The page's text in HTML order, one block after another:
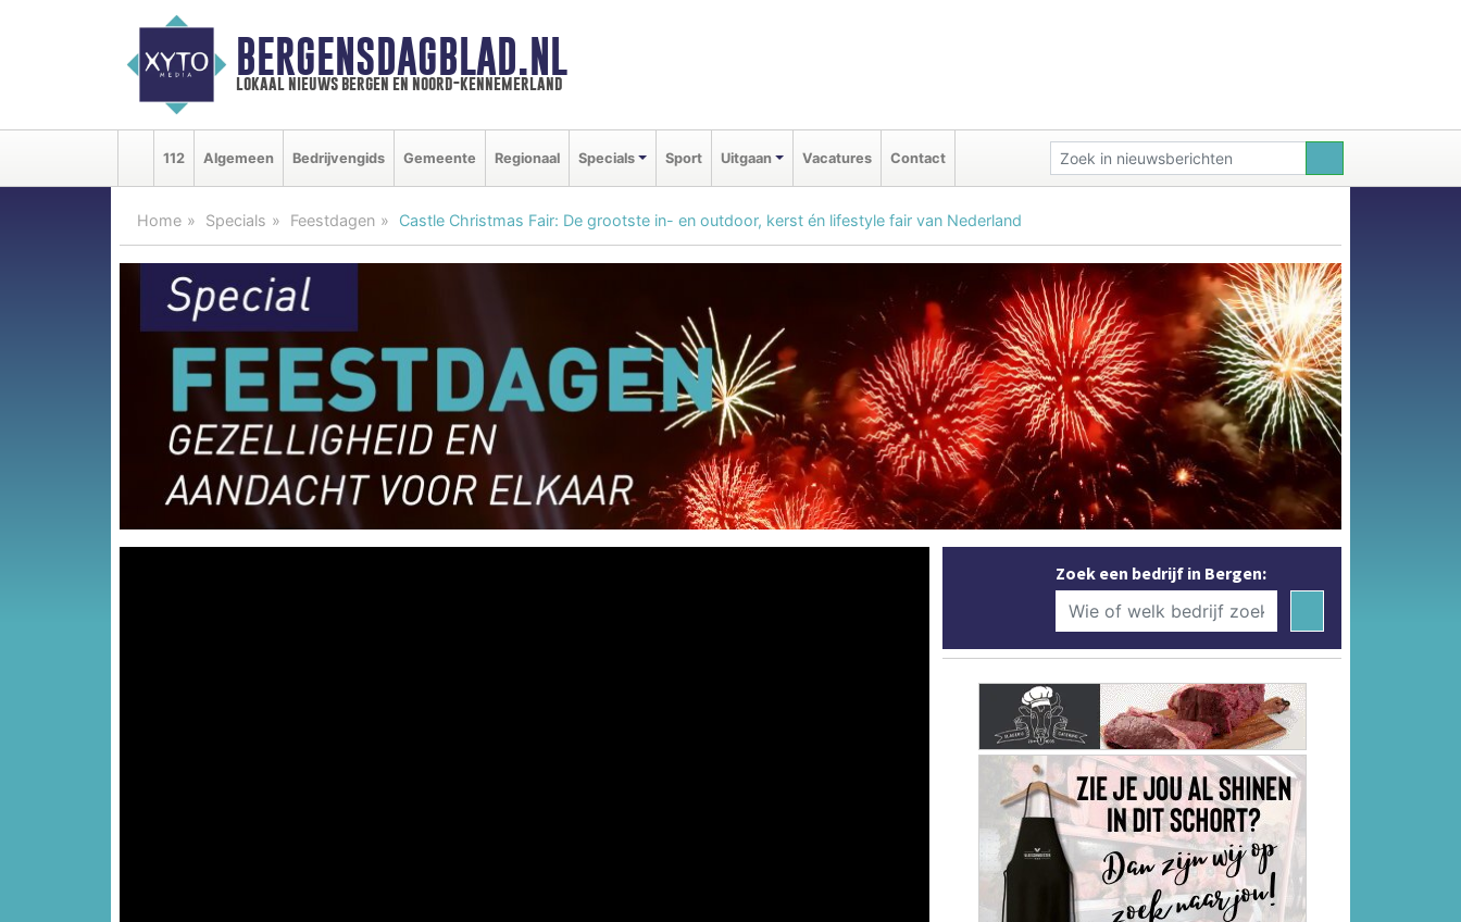
BERGENSDAGBLAD.NL
lokaal nieuws bergen en noord-kennemerland
112 Algemeen Bedrijvengids Gemeente Regionaal Specials Sport Uitgaan Vacatures Contact
Home Specials Feestdagen Castle Christmas Fair: De grootste in- en outdoor, kerst én lifestyle fair van Nederland
Zoek een bedrijf in Bergen: